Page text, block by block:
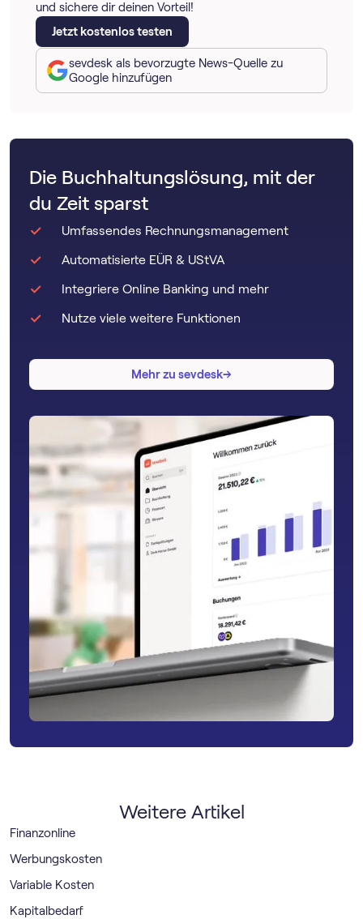
und sichere dir deinen Vorteil!
Jetzt kostenlos testen
sevdesk als bevorzugte News-Quelle zu
Google hinzufügen
Die Buchhaltungslösung, mit der
du Zeit sparst
Umfassendes Rechnungsmanagement
Automatisierte EÜR & UStVA
Integriere Online Banking und mehr
Nutze viele weitere Funktionen
Mehr zu sevdesk→
→
Weitere Artikel
Finanzonline
Werbungskosten
Variable Kosten
Kapitalbedarf